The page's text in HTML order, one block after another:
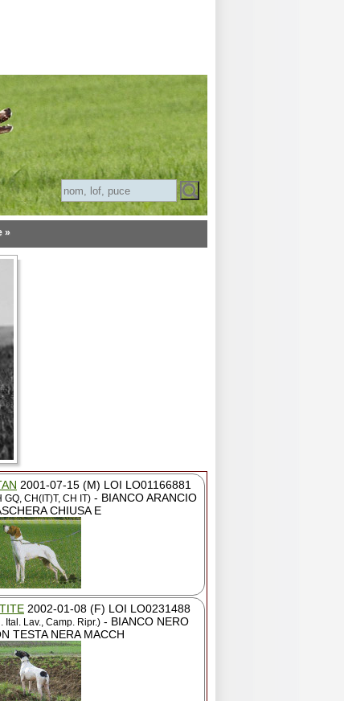
»
2001-07-15 (M) LOI LO01166881
GQ, CH(IT)T, CH IT) - BIANCO ARANCIO
CHIUSA E
2002-01-08 (F) LOI LO0231488
Ital. Lav., Camp. Ripr.) - BIANCO NERO
TESTA NERA MACCH